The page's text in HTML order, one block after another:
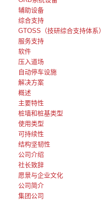
辅助设备
综合支持
GTOSS（技研综合支持体系）
服务支持
软件
压入道场
自动停车设施
解决方案
概述
主要特性
桩墙和桩基类型
使用类型
可持续性
结构坚韧性
公司介绍
社长致辞
愿景与企业文化
公司简介
集团公司